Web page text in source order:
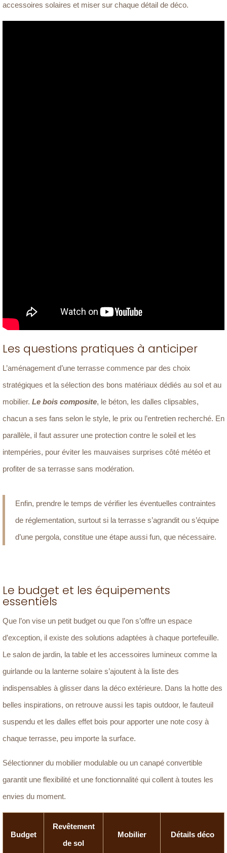
accessoires solaires et miser sur chaque détail de déco.
Les questions pratiques à anticiper
L’aménagement d’une terrasse commence par des choix
stratégiques et la sélection des bons matériaux dédiés au sol et au
mobilier. Le bois composite, le béton, les dalles clipsables,
chacun a ses fans selon le style, le prix ou l’entretien recherché. En
parallèle, il faut assurer une protection contre le soleil et les
intempéries, pour éviter les mauvaises surprises côté météo et
profiter de sa terrasse sans modération.
Enfin, prendre le temps de vérifier les éventuelles contraintes
de réglementation, surtout si la terrasse s’agrandit ou s’équipe
d’une pergola, constitue une étape aussi fun, que nécessaire.
Le budget et les équipements
essentiels
Que l’on vise un petit budget ou que l’on s’offre un espace
d’exception, il existe des solutions adaptées à chaque portefeuille.
Le salon de jardin, la table et les accessoires lumineux comme la
guirlande ou la lanterne solaire s’ajoutent à la liste des
indispensables à glisser dans la déco extérieure. Dans la hotte des
belles inspirations, on retrouve aussi les tapis outdoor, le fauteuil
suspendu et les dalles effet bois pour apporter une note cosy à
chaque terrasse, peu importe la surface.
Sélectionner du mobilier modulable ou un canapé convertible
garantit une flexibilité et une fonctionnalité qui collent à toutes les
envies du moment.
Budget
Revêtement
de sol
Mobilier Détails déco